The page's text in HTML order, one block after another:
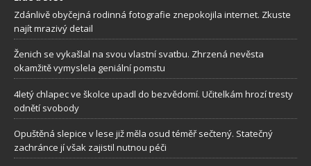
Zdánlivě obyčejná rodinná fotografie znepokojila internet. Zkuste
najít mrazivý detail
Ženich se vykašlal na svou vlastní svatbu. Zhrzená nevěsta
okamžitě vymyslela geniální pomstu
4letý chlapec ve školce upadl do bezvědomí. Učitelkám hrozí tresty
odnětí svobody
Opuštěná slepice v lese již měla osud téměř sečtený. Statečný
zachránce jí však zajistil nutnou péči